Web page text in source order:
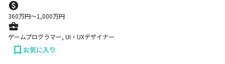
360万円〜1,000万円
ゲームプログラマー, UI・UXデザイナー
お気に入り